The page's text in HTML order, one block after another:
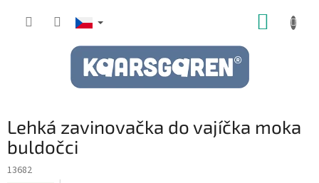
Lehká zavinovačka do vajíčka moka
buldočci
13682